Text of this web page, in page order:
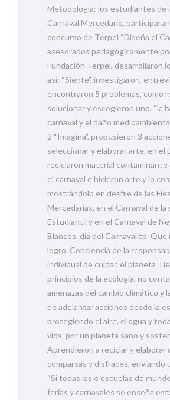
Metodología: los estudiantes de
Carnaval Mercedario,
concurso de Terpel “Diseña el
asesorados pedagógicamente
Fundación Terpel, desarrollaron
así: “Siente”, investigaron,
encontraron 5 problemas, como
solucionar y escogieron uno, “la
carnaval y el daño
2 “Imagina”, propusieron 3
seleccionar y elaborar arte, en el
reciclaron material contaminante
el carnaval e hicieron arte y lo
mostrándolo en desfile de las
Mercedarias, en el Carnaval de la
Estudiantil y en el Carnaval de
Blancos, día del Carnavalito. Que
logro. Conciencia de la
individual de cuidar, el planeta
principios de la ecología, no
amenazas del cambio climático y
de adelantar acciones desde la
protegiendo el aire, el agua y
vida, por un planeta sano y
Aprendieron a reciclar y elaborar
comparsas y disfraces, enviando
“Si todas las e escuelas de
ferias y carnavales se enseña